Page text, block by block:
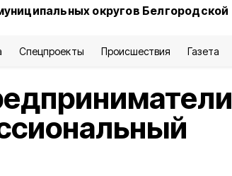
округов Белгородской
Спецпроекты Происшествия Газета